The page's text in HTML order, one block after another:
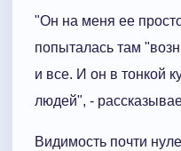
"Он на меня ее
попыталась там
и все. И он в тонкой
людей", -
Видимость почти